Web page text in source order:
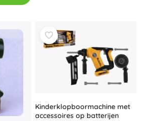
Kinderklopboormachine met
accessoires op batterijen